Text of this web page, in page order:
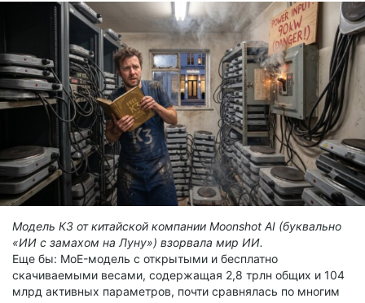
материализации.
Модель К3 от китайской компании Moonshot AI (буквально
«ИИ с замахом на Луну») взорвала мир ИИ.
Еще бы: MoE-модель с открытыми и бесплатно
скачиваемыми весами, содержащая 2,8 трлн общих и 104
млрд активных параметров, почти сравнялась по многим